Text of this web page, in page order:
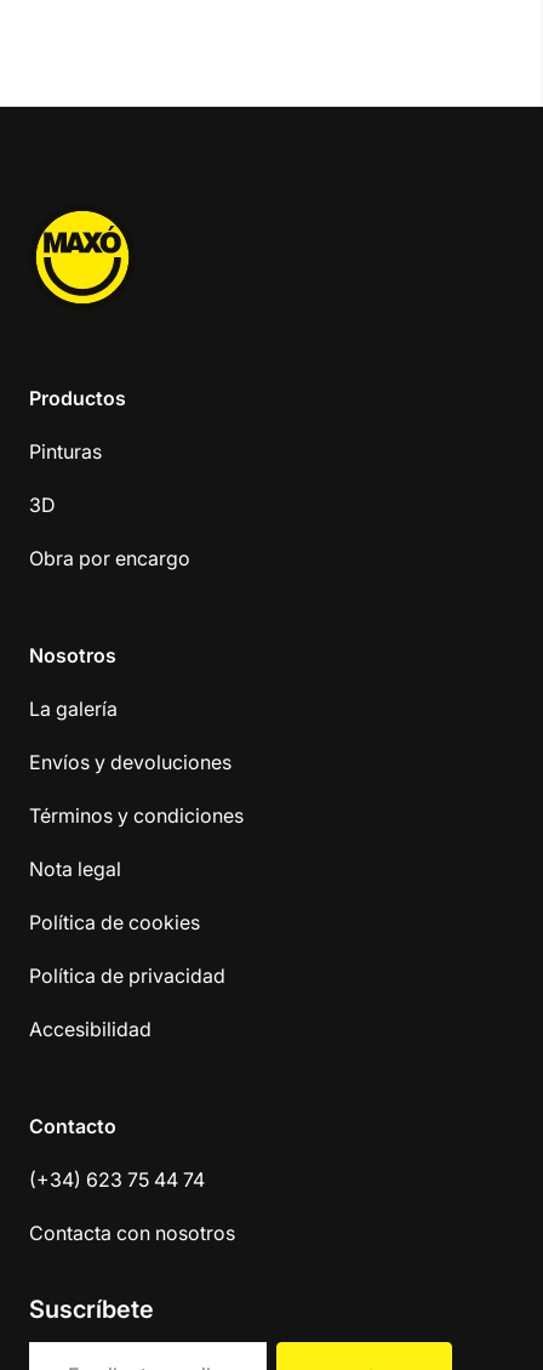
Productos
Pinturas
3D
Obra por encargo
Nosotros
La galería
Envíos y devoluciones
Términos y condiciones
Nota legal
Política de cookies
Política de privacidad
Accesibilidad
Contacto
(+34) 623 75 44 74
Contacta con nosotros
Suscríbete